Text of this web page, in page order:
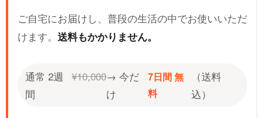
ご自宅にお届けし、普段の生活の中でお使いいただ
けます。 送料もかかりません。
通常 2週
間
¥10,000→ 今だ
け
7日間 無
料
（送料
込）